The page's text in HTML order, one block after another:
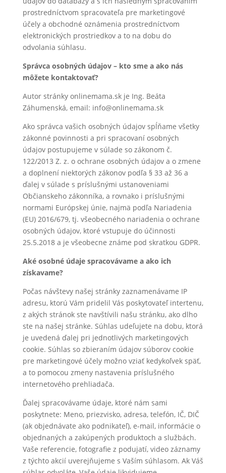
prostredníctvom spracovateľa pre marketingové
účely a obchodné oznámenia prostredníctvom
elektronických prostriedkov a to na dobu do
odvolania súhlasu.
Správca osobných údajov – kto sme a ako nás
môžete kontaktovať?
Autor stránky onlinemama.sk je Ing. Beáta
Záhumenská, email: info@onlinemama.sk
Ako správca vašich osobných údajov spĺňame všetky
zákonné povinnosti a pri spracovaní osobných
údajov postupujeme v súlade so zákonom č.
122/2013 Z. z. o ochrane osobných údajov a o zmene
a doplnení niektorých zákonov podľa § 33 až 36 a
ďalej v súlade s príslušnými ustanoveniami
Občianskeho zákonníka, a rovnako i príslušnými
normami Európskej únie, najmä podľa Nariadenia
(EU) 2016/679, tj. všeobecného nariadenia o ochrane
osobných údajov, ktoré vstupuje do účinnosti
25.5.2018 a je všeobecne známe pod skratkou GDPR.
Aké osobné údaje spracovávame a ako ich
získavame?
Počas návštevy našej stránky zaznamenávame IP
adresu, ktorú Vám pridelil Vás poskytovateľ intertenu,
z akých stránok ste navštívili našu stránku, ako dlho
ste na našej stránke. Súhlas udeľujete na dobu, ktorá
je uvedená ďalej pri jednotlivých marketingových
cookie. Súhlas so zbieraním údajov súborov cookie
pre marketingové účely možno vziať kedykoľvek späť,
a to pomocou zmeny nastavenia príslušného
internetového prehliadača.
Ďalej spracovávame údaje, ktoré nám sami
poskytnete: Meno, priezvisko, adresa, telefón, IČ, DIČ
(ak objednávate ako podnikateľ), e-mail, informácie o
objednaných a zakúpených produktoch a službách.
Vaše referencie, fotografie z podujatí, video záznamy
z týchto akcií uverejňujeme s Vaším súhlasom. Ak Váš